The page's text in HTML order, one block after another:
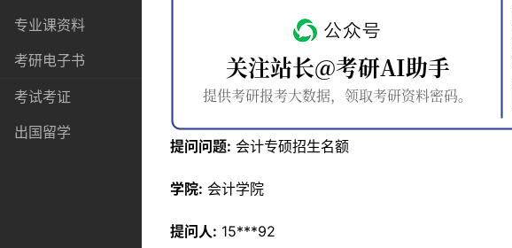
专业课资料
考研电子书
考试考证
出国留学
提问问题: 会计专硕招生名额
学院: 会计学院
提问人: 15***92